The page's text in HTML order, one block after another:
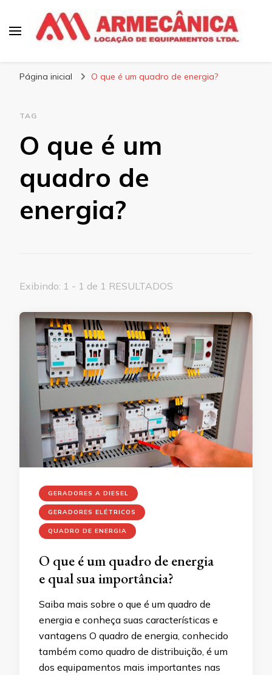
Página inicial O que é um quadro de energia?
TAG
O que é um
quadro de
energia?
Exibindo: 1 - 1 de 1 RESULTADOS
GERADORES A DIESEL
GERADORES ELÉTRICOS
QUADRO DE ENERGIA
O que é um quadro de energia
e qual sua importância?
Saiba mais sobre o que é um quadro de
energia e conheça suas características e
vantagens O quadro de energia, conhecido
também como quadro de distribuição, é um
dos equipamentos mais importantes nas